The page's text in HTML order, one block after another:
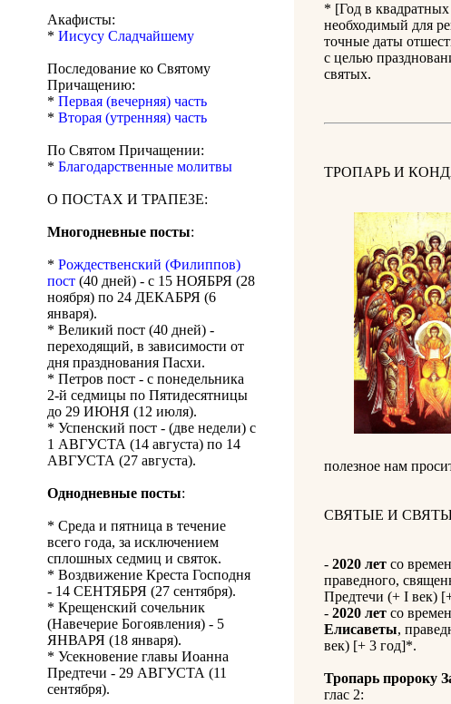
Акафисты:
* Иисусу Сладчайшему
Последование ко Святому
Причащению:
* Первая (вечерняя) часть
* Вторая (утренняя) часть
По Святом Причащении:
* Благодарственные молитвы
О ПОСТАХ И ТРАПЕЗЕ:
Многодневные посты:
* Рождественский (Филиппов)
пост (40 дней) - с 15 НОЯБРЯ (28
ноября) по 24 ДЕКАБРЯ (6
января).
* Великий пост (40 дней) -
переходящий, в зависимости от
дня празднования Пасхи.
* Петров пост - с понедельника
2-й седмицы по Пятидесятницы
до 29 ИЮНЯ (12 июля).
* Успенский пост - (две недели) с
1 АВГУСТА (14 августа) по 14
АВГУСТА (27 августа).
Однодневные посты:
* Среда и пятница в течение
всего года, за исключением
сплошных седмиц и святок.
* Воздвижение Креста Господня
- 14 СЕНТЯБРЯ (27 сентября).
* Крещенский сочельник
(Навечерие Богоявления) - 5
ЯНВАРЯ (18 января).
* Усекновение главы Иоанна
Предтечи - 29 АВГУСТА (11
сентября).
* [Год в
необходимый для
точные даты
с целью
святых.
ТРОПАРЬ И
полезное нам
СВЯТЫЕ И
- 2020 лет со
праведного,
Предтечи (+ I век)
- 2020 лет со
Елисаветы,
век) [+ 3 год]*.
Тропарь пророку
глас 2: